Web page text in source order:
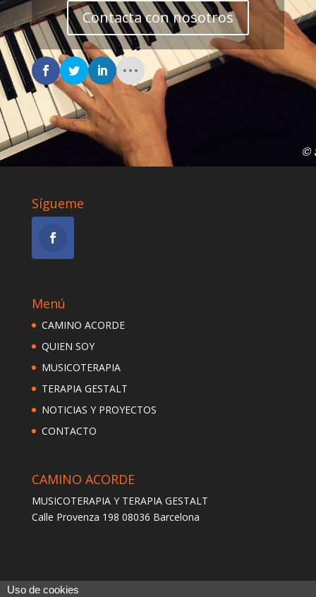
Contacta con nosotros
Sígueme
Menú
CAMINO ACORDE
QUIEN SOY
MUSICOTERAPIA
TERAPIA GESTALT
NOTICIAS Y PROYECTOS
CONTACTO
CAMINO ACORDE
MUSICOTERAPIA Y TERAPIA GESTALT
Calle Provenza 198 08036 Barcelona
Uso de cookies